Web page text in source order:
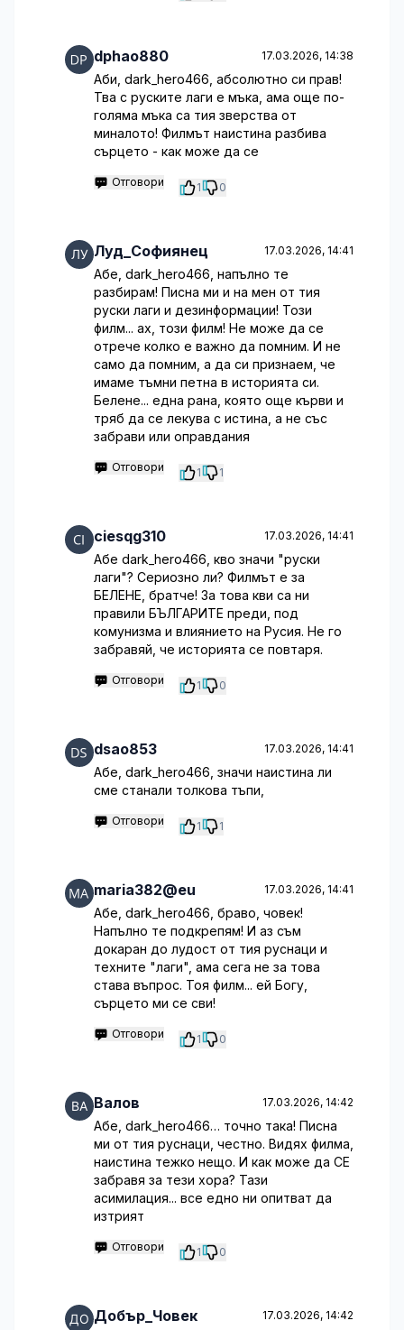
dphao880 17.03.2026, 14:38
Аби, dark_hero466, абсолютно си прав!
Тва с руските лаги е мъка, ама още по-
голяма мъка са тия зверства от
миналото! Филмът наистина разбива
сърцето - как може да се
Отговори 1 0
Луд_Софиянец 17.03.2026, 14:41
Абе, dark_hero466, напълно те
разбирам! Писна ми и на мен от тия
руски лаги и дезинформации! Този
филм... ах, този филм! Не може да се
отрече колко е важно да помним. И не
само да помним, а да си признаем, че
имаме тъмни петна в историята си.
Белене... една рана, която още кърви и
тряб да се лекува с истина, а не със
забрави или оправдания
Отговори 1 1
ciesqg310 17.03.2026, 14:41
Абе dark_hero466, кво значи "руски
лаги"? Сериозно ли? Филмът е за
БЕЛЕНЕ, братче! За това кви са ни
правили БЪЛГАРИТЕ преди, под
комунизма и влиянието на Русия. Не го
забравяй, че историята се повтаря.
Отговори 1 0
dsao853 17.03.2026, 14:41
Абе, dark_hero466, значи наистина ли
сме станали толкова тъпи,
Отговори 1 1
maria382@eu 17.03.2026, 14:41
Абе, dark_hero466, браво, човек!
Напълно те подкрепям! И аз съм
докаран до лудост от тия руснаци и
техните "лаги", ама сега не за това
става въпрос. Тоя филм... ей Богу,
сърцето ми се сви!
Отговори 1 0
Валов 17.03.2026, 14:42
Абе, dark_hero466… точно така! Писна
ми от тия руснаци, честно. Видях филма,
наистина тежко нещо. И как може да СЕ
забравя за тези хора? Тази
асимилация... все едно ни опитват да
изтрият
Отговори 1 0
Добър_Човек 17.03.2026, 14:42